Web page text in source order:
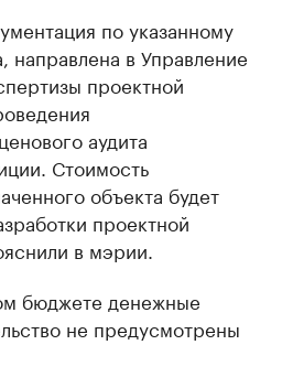
по указанному
направлена в Управление
проектной
аудита
Стоимость
объекта будет
проектной
в мэрии.
бюджете денежные
не предусмотрены